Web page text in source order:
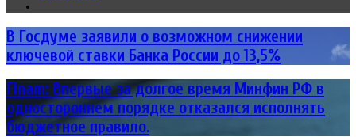
В Госдуме заявили о возможном снижении
ключевой ставки Банка России до 13,5%
Finam: Впервые за долгое время Минфин РФ в
одностороннем порядке отказался исполнять
бюджетное правило.